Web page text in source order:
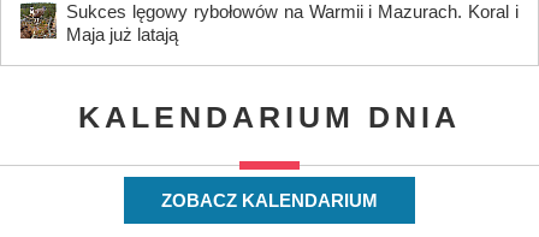
Sukces lęgowy rybołowów na Warmii i Mazurach. Koral i
Maja już latają
KALENDARIUM DNIA
ZOBACZ KALENDARIUM